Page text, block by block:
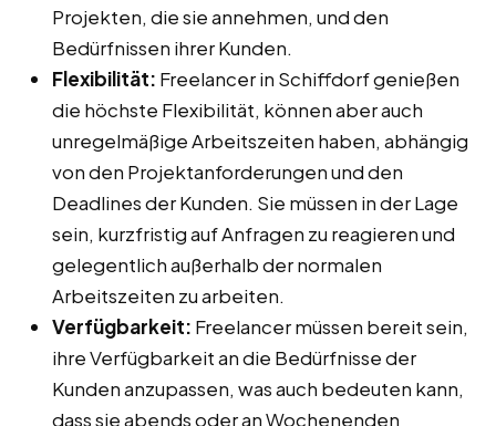
Projekten, die sie annehmen, und den
Bedürfnissen ihrer Kunden.
Flexibilität: Freelancer in Schiffdorf genießen
die höchste Flexibilität, können aber auch
unregelmäßige Arbeitszeiten haben, abhängig
von den Projektanforderungen und den
Deadlines der Kunden. Sie müssen in der Lage
sein, kurzfristig auf Anfragen zu reagieren und
gelegentlich außerhalb der normalen
Arbeitszeiten zu arbeiten.
Verfügbarkeit: Freelancer müssen bereit sein,
ihre Verfügbarkeit an die Bedürfnisse der
Kunden anzupassen, was auch bedeuten kann,
dass sie abends oder an Wochenenden